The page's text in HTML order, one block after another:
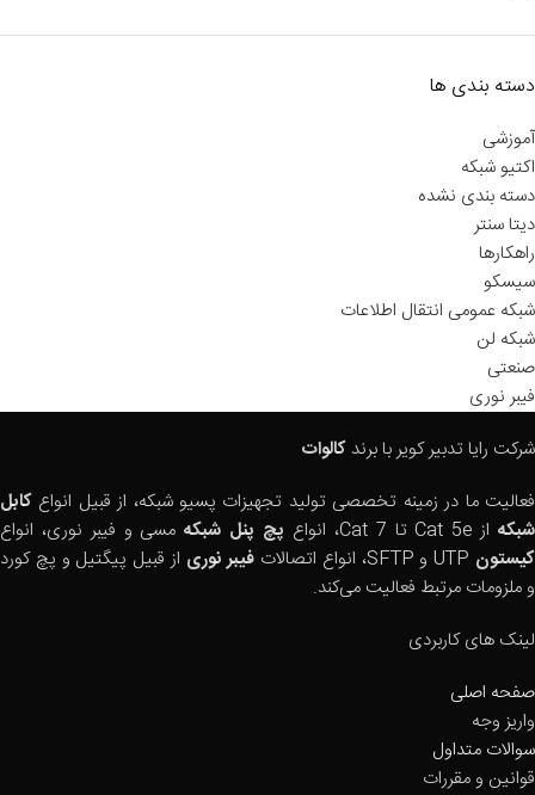
دسته بندی ها
آموزشی
اکتیو شبکه
دسته بندی نشده
دیتا سنتر
راهکارها
سیسکو
شبکه عمومی انتقال اطلاعات
شبکه لن
صنعتی
فیبر نوری
شرکت رایا تدبیر کویر با برند کالوات
فعالیت ما در زمینه تخصصی تولید تجهیزات پسیو شبکه، از قبیل انواع کابل
شبکهاز Cat 5e تا Cat 7، انواع پچ پنل شبکهمسی و فیبر نوری، انواع
کیستون
فیبر نوری از قبیل پیگتیل و پچ کورد
و ملزومات مرتبط فعالیت می‌کند.
لینک های کاربردی
صفحه اصلی
واریز وجه
سوالات متداول
قوانین و مقررات